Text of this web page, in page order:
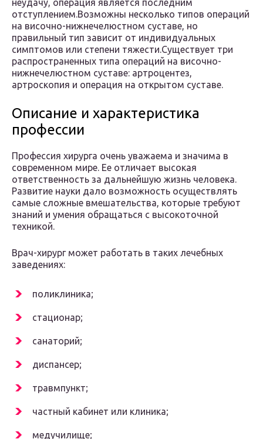
неудачу, операция является последним
отступлением.Возможны несколько типов операций
на височно-нижнечелюстном суставе, но
правильный тип зависит от индивидуальных
симптомов или степени тяжести.Существует три
распространенных типа операций на височно-
нижнечелюстном суставе: артроцентез,
артроскопия и операция на открытом суставе.
Описание и характеристика
профессии
Профессия хирурга очень уважаема и значима в
современном мире. Ее отличает высокая
ответственность за дальнейшую жизнь человека.
Развитие науки дало возможность осуществлять
самые сложные вмешательства, которые требуют
знаний и умения обращаться с высокоточной
техникой.
Врач-хирург может работать в таких лечебных
заведениях:
поликлиника;
стационар;
санаторий;
диспансер;
травмпункт;
частный кабинет или клиника;
медучилище;